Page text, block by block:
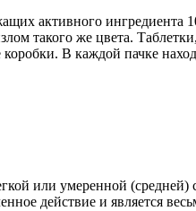
активного
такого же цвета.
В каждой пачке
или умеренной
действие и является